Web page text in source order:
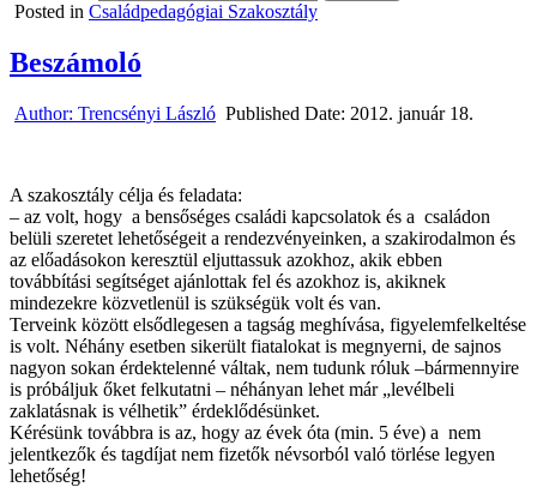
Posted in Családpedagógiai Szakosztály
Beszámoló
Author: Trencsényi László Published Date: 2012. január 18.
A szakosztály célja és feladata:
– az volt, hogy a bensőséges családi kapcsolatok és a családon
belüli szeretet lehetőségeit a rendezvényeinken, a szakirodalmon és
az előadásokon keresztül eljuttassuk azokhoz, akik ebben
továbbítási segítséget ajánlottak fel és azokhoz is, akiknek
mindezekre közvetlenül is szükségük volt és van.
Terveink között elsődlegesen a tagság meghívása, figyelemfelkeltése
is volt. Néhány esetben sikerült fiatalokat is megnyerni, de sajnos
nagyon sokan érdektelenné váltak, nem tudunk róluk –bármennyire
is próbáljuk őket felkutatni – néhányan lehet már „levélbeli
zaklatásnak is vélhetik” érdeklődésünket.
Kérésünk továbbra is az, hogy az évek óta (min. 5 éve) a nem
jelentkezők és tagdíjat nem fizetők névsorból való törlése legyen
lehetőség!